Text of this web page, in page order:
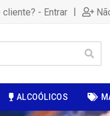
cliente? - Entrar |
ALCOÓLICOS